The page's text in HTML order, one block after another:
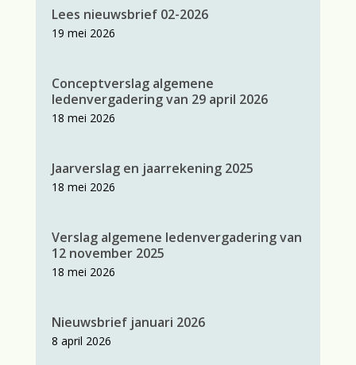
Lees nieuwsbrief 02-2026
19 mei 2026
Conceptverslag algemene
ledenvergadering van 29 april 2026
18 mei 2026
Jaarverslag en jaarrekening 2025
18 mei 2026
Verslag algemene ledenvergadering van
12 november 2025
18 mei 2026
Nieuwsbrief januari 2026
8 april 2026